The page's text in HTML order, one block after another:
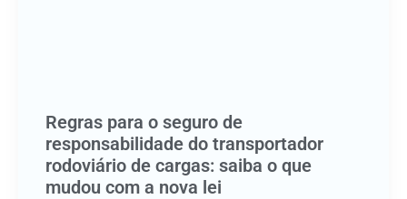
Regras para o seguro de
responsabilidade do transportador
rodoviário de cargas: saiba o que
mudou com a nova lei